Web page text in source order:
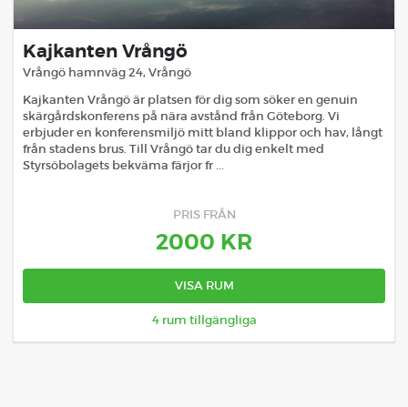
Kajkanten Vrångö
Vrångö hamnväg 24, Vrångö
Kajkanten Vrångö är platsen för dig som söker en genuin
skärgårdskonferens på nära avstånd från Göteborg. Vi
erbjuder en konferensmiljö mitt bland klippor och hav, långt
från stadens brus. Till Vrångö tar du dig enkelt med
Styrsöbolagets bekväma färjor fr ...
PRIS FRÅN
2000 KR
VISA RUM
4 rum tillgängliga